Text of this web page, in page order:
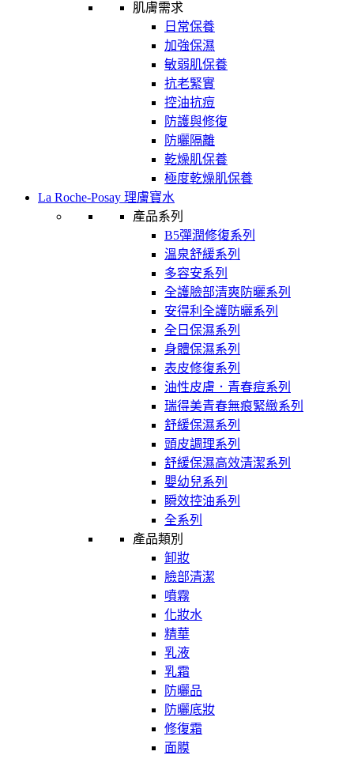
肌膚需求
日常保養
加強保濕
敏弱肌保養
抗老緊實
控油抗痘
防護與修復
防曬隔離
乾燥肌保養
極度乾燥肌保養
La Roche-Posay 理膚寶水
產品系列
B5彈潤修復系列
溫泉舒緩系列
多容安系列
全護臉部清爽防曬系列
安得利全護防曬系列
全日保濕系列
身體保濕系列
表皮修復系列
油性皮膚．青春痘系列
瑞得美青春無痕緊緻系列
舒緩保濕系列
頭皮調理系列
舒緩保濕高效清潔系列
嬰幼兒系列
瞬效控油系列
全系列
產品類別
卸妝
臉部清潔
噴霧
化妝水
精華
乳液
乳霜
防曬品
防曬底妝
修復霜
面膜